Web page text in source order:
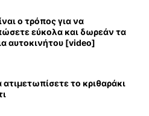
ο τρόπος για να
εύκολα και δωρεάν τα
αυτοκινήτου [video]
το κριθαράκι